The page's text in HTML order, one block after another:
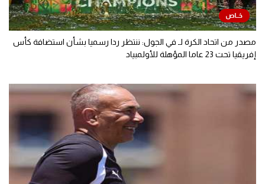
مصدر من اتحاد الكرة لـ في الجول: ننتظر ردا رسميا بشأن استضافة كأس
إفريقيا تحت 23 عاما المؤهلة للأولمبياد